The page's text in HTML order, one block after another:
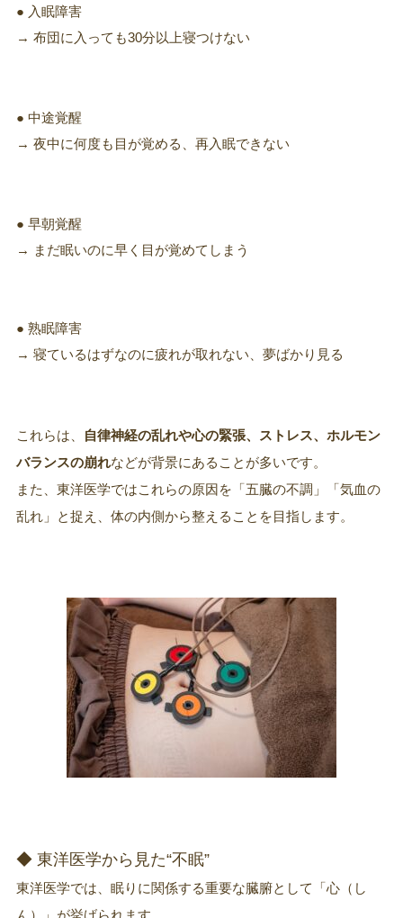
● 入眠障害
→ 布団に入っても30分以上寝つけない
● 中途覚醒
→ 夜中に何度も目が覚める、再入眠できない
● 早朝覚醒
→ まだ眠いのに早く目が覚めてしまう
● 熟眠障害
→ 寝ているはずなのに疲れが取れない、夢ばかり見る
これらは、
自律神経の乱れや心の緊張、ストレス、ホルモン
バランスの崩れなどが背景にあることが多いです。
また、東洋医学ではこれらの原因を「五臓の不調」「気血の
乱れ」と捉え、体の内側から整えることを目指します。
◆ 東洋医学から見た“不眠”
東洋医学では、眠りに関係する重要な臓腑として「心（し